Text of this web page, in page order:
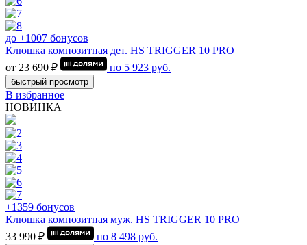
до +1007 бонусов
Клюшка композитная дет. HS TRIGGER 10 PRO
от 23 690 ₽
по 5 923 руб.
быстрый просмотр
В избранное
НОВИНКА
+1359 бонусов
Клюшка композитная муж. HS TRIGGER 10 PRO
33 990 ₽
по 8 498 руб.